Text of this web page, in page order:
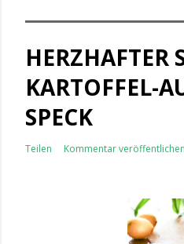
HERZHAFTER
KARTOFFEL-
SPECK
Teilen Kommentar veröffentlichen